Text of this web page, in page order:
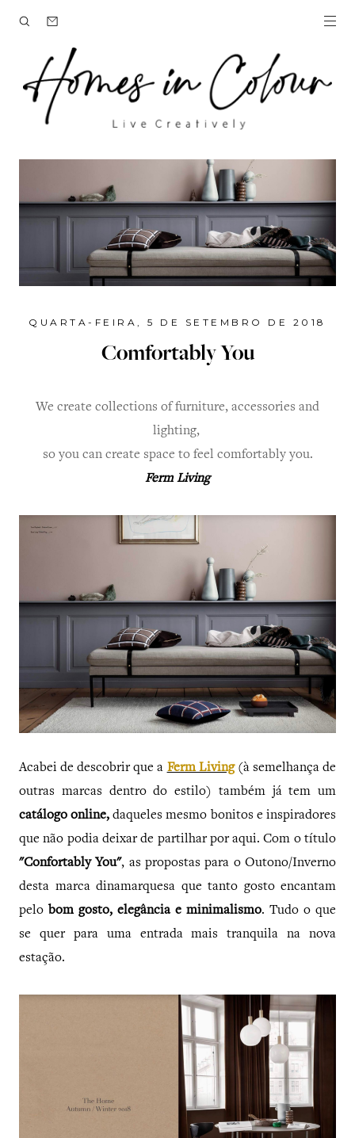
QUARTA-FEIRA, 5 DE SETEMBRO DE 2018
Comfortably You
We create collections of furniture, accessories and
lighting,
so you can create space to feel comfortably you.
Ferm Living
Acabei de descobrir que aFerm Living(à semelhança de
outras marcas dentro do estilo) também já tem um
catálogo online, daqueles mesmo bonitos e inspiradores
que não podia deixar de partilhar por aqui. Com o título
"Confortably You", as propostas para o Outono/Inverno
desta marca dinamarquesa que tanto gosto encantam
pelo bom gosto, elegância e minimalismo. Tudo o que
se quer para uma entrada mais tranquila na nova
estação.